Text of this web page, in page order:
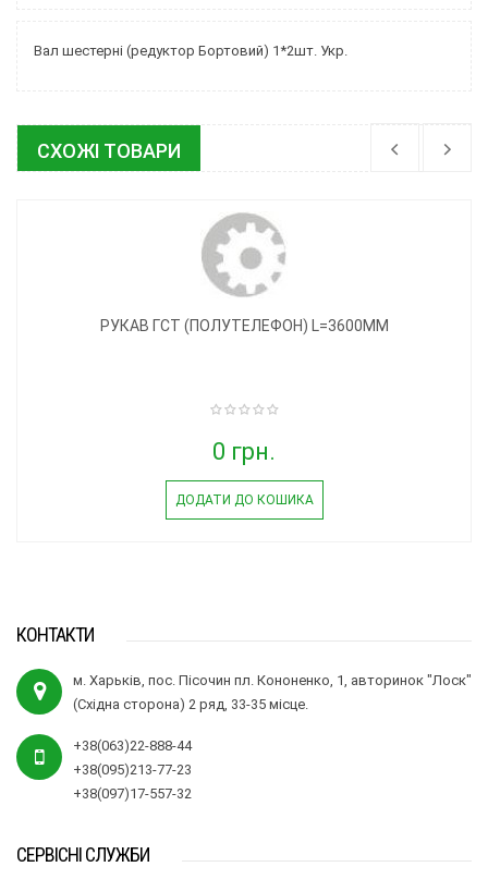
Вал шестерні (редуктор Бортовий) 1*2шт. Укр.
СХОЖІ ТОВАРИ
РУКАВ ГСТ (ПОЛУТЕЛЕФОН) L=3600MM
0 грн.
ДОДАТИ ДО КОШИКА
КОНТАКТИ
м. Харьків, пос. Пісочин пл. Кононенко, 1, авторинок "Лоск"
(Східна сторона) 2 ряд, 33-35 місце.
+38(063)22-888-44
+38(095)213-77-23
+38(097)17-557-32
СЕРВІСНІ СЛУЖБИ